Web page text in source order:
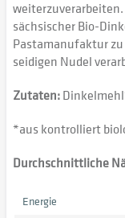
sächsischer Bio-
Pastamanufaktur
seidigen Nudel
Zutaten:
*aus kontrolliert
Durchschnittliche
Energie